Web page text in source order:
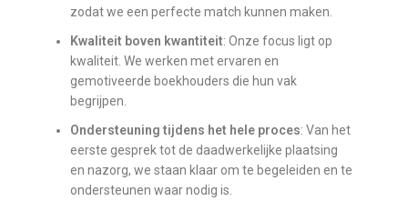
zodat we een perfecte match kunnen maken.
Kwaliteit boven kwantiteit: Onze focus ligt op
kwaliteit. We werken met ervaren en
gemotiveerde boekhouders die hun vak
begrijpen.
Ondersteuning tijdens het hele proces: Van het
eerste gesprek tot de daadwerkelijke plaatsing
en nazorg, we staan klaar om te begeleiden en te
ondersteunen waar nodig is.